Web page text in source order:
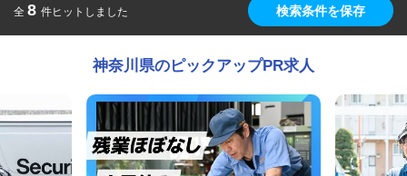
全 8 件ヒットしました 検索条件を保存
神奈川県のピックアップPR求人